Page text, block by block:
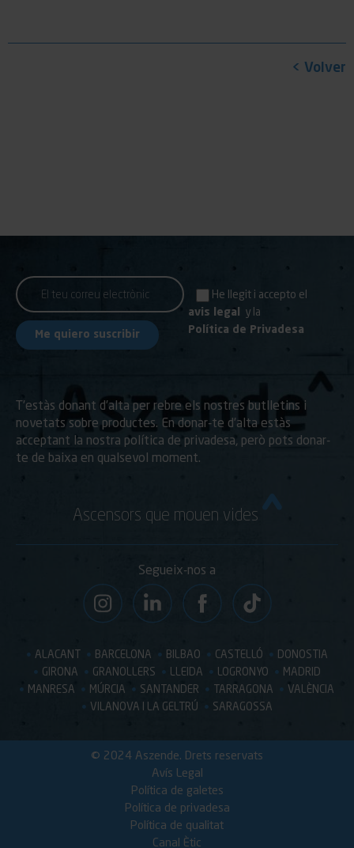
< Volver
He llegit i accepto el
avis legal
y la
Política de Privadesa
T’estàs donant d’alta per rebre els nostres butlletins i
novetats sobre productes. En donar-te d’alta estàs
acceptant la nostra política de privadesa, però pots donar-
te de baixa en qualsevol moment.
Ascensors que mouen vides
Segueix-nos a
ALACANT BARCELONA BILBAO CASTELLÓ
DONOSTIA
GIRONA
GRANOLLERS LLEIDA LOGRONYO
MADRID
MANRESA
MÚRCIA SANTANDER TARRAGONA
VALÈNCIA
VILANOVA I LA GELTRÚ
SARAGOSSA
© 2024 Aszende. Drets reservats
Avís Legal
Política de galetes
Política de privadesa
Política de qualitat
Canal Ètic